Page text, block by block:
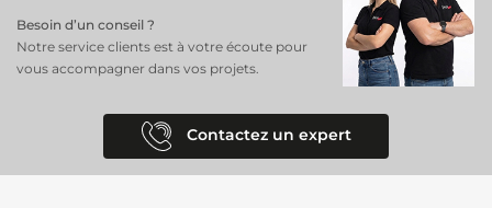
Besoin d’un conseil ?
Notre service clients est à votre écoute pour
vous accompagner dans vos projets.
Contactez un expert